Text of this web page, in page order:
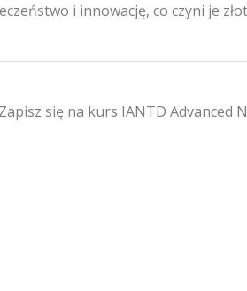
i innowację, co czyni je
się na kurs IANTD Advanced